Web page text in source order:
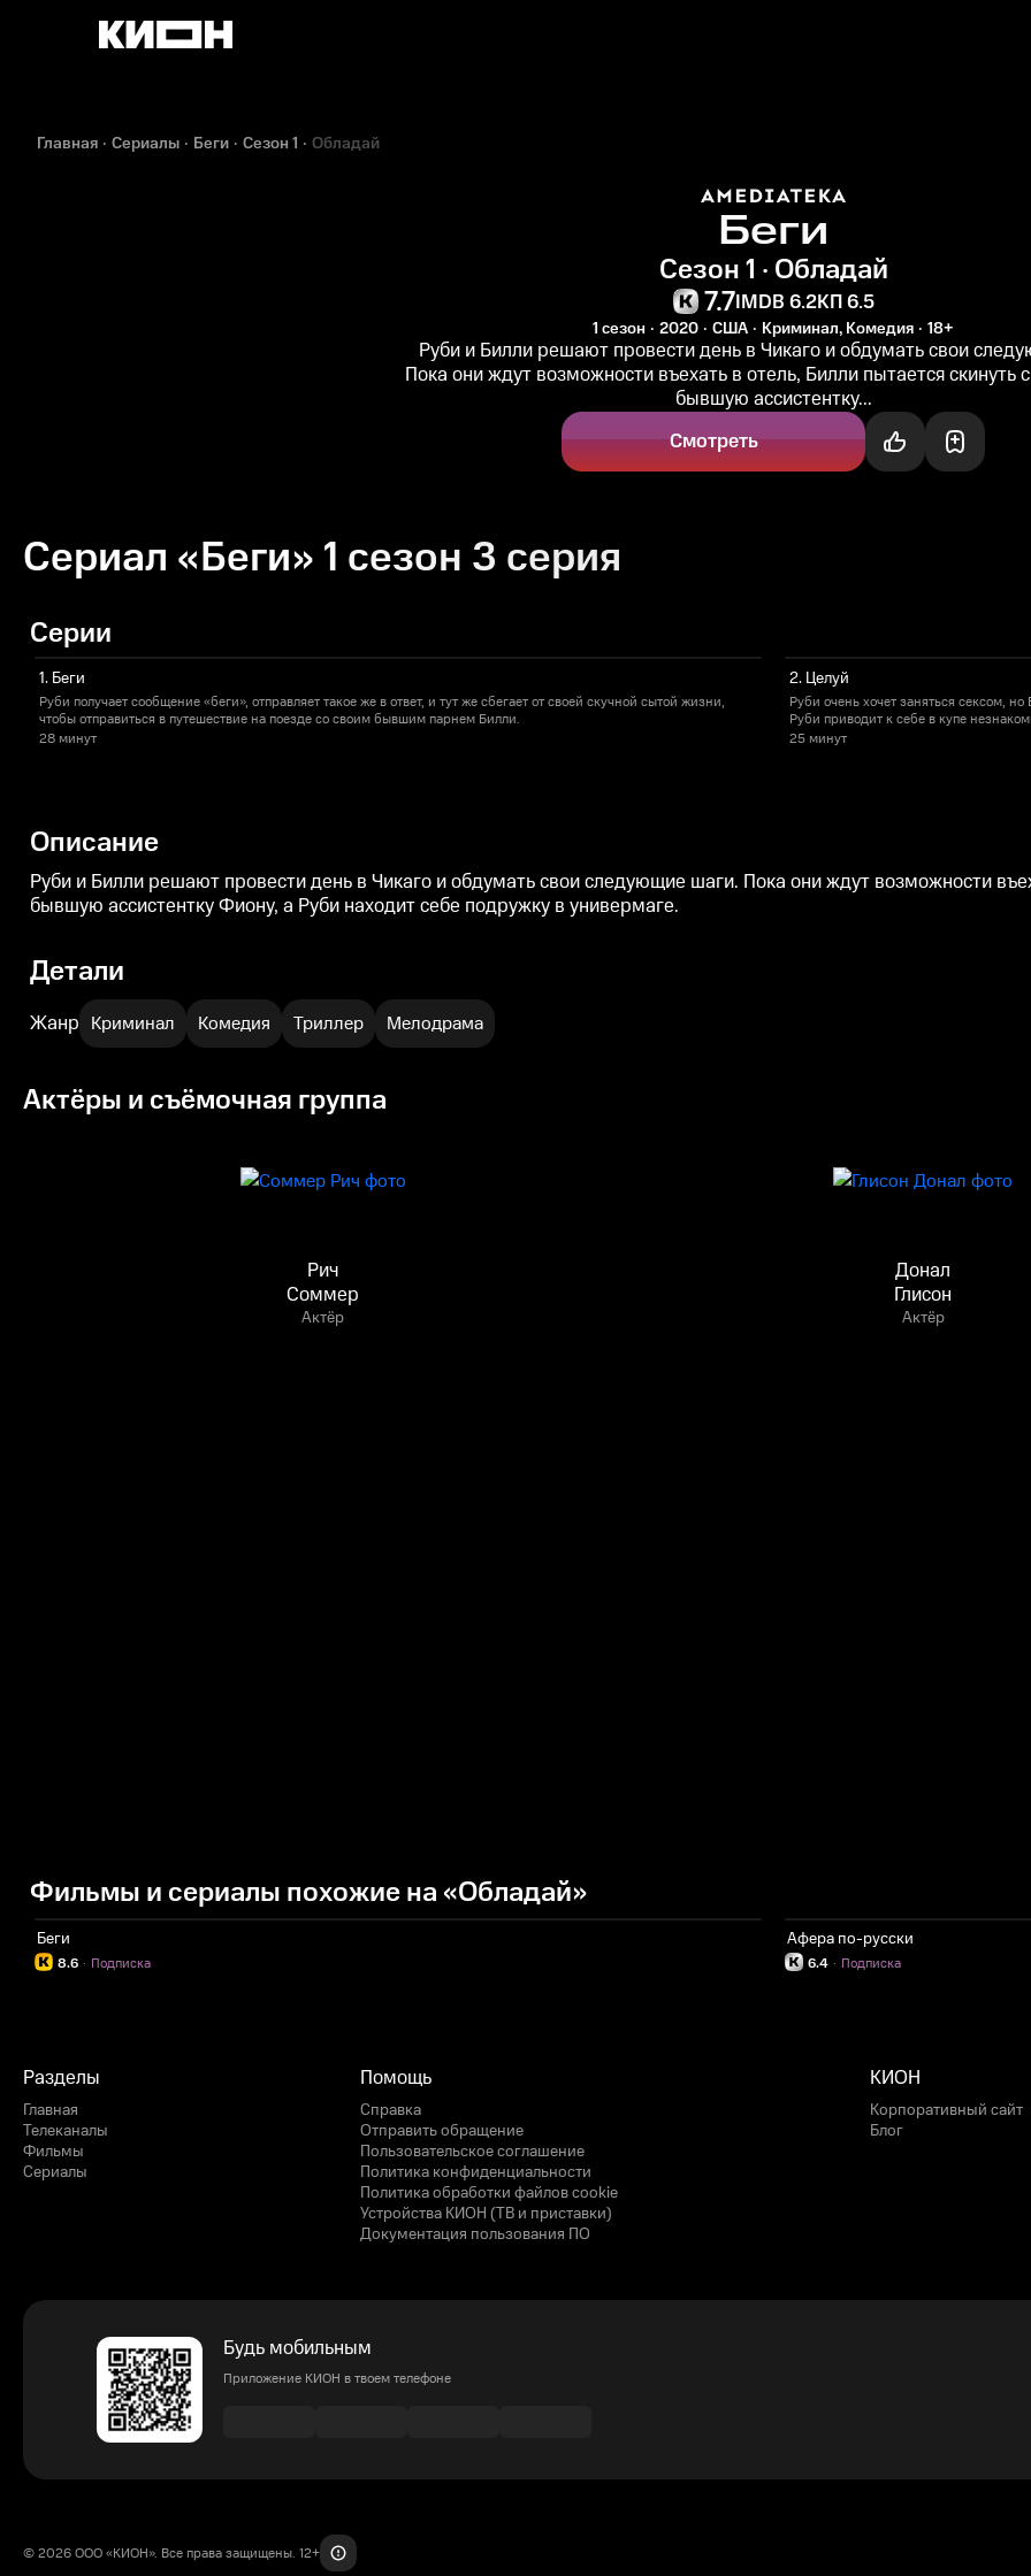
Главная Сериалы Беги Сезон 1 Обладай
Беги
Сезон 1 · Обладай
7.7IMDB 6.2КП 6.5
1 сезон 2020 США Криминал, Комедия 18+
Руби и Билли решают провести день в Чикаго и обдумать свои
Пока они ждут возможности въехать в отель, Билли пытается скинуть
бывшую ассистентку...
Смотреть
Сериал «Беги» 1 сезон 3 серия
Серии
1. Беги
Руби получает сообщение «беги», отправляет такое же в ответ, и тут же сбегает от своей скучной сытой жизни,
чтобы отправиться в путешествие на поезде со своим бывшим парнем Билли.
28 минут
2. Целуй
Руби очень хочет заняться сексом,
Руби приводит к себе в купе
25 минут
Описание
Руби и Билли решают провести день в Чикаго и обдумать свои следующие шаги. Пока они ждут возможности
бывшую ассистентку Фиону, а Руби находит себе подружку в универмаге.
Детали
Жанр Криминал Комедия Триллер Мелодрама
Актёры и съёмочная группа
Рич
Соммер
Актёр
Донал
Глисон
Актёр
Фильмы и сериалы похожие на «Обладай»
Беги
8.6 Подписка
·
Афера по-русски
6.4 Подписка
·
Разделы
Главная
Телеканалы
Фильмы
Сериалы
Помощь
Справка
Отправить обращение
Пользовательское соглашение
Политика конфиденциальности
Политика обработки файлов cookie
Устройства КИОН (ТВ и приставки)
Документация пользования ПО
КИОН
Корпоративный сайт
Блог
Будь мобильным
Приложение КИОН в твоем телефоне
© 2026 ООО «КИОН». Все права защищены. 12+